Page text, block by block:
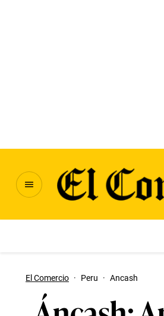
El Comercio · Peru · Ancash